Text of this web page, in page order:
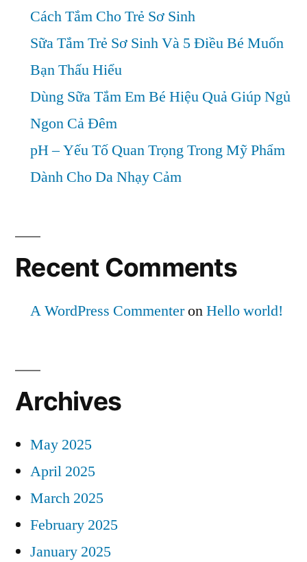
Cách Tắm Cho Trẻ Sơ Sinh
Sữa Tắm Trẻ Sơ Sinh Và 5 Điều Bé Muốn
Bạn Thấu Hiểu
Dùng Sữa Tắm Em Bé Hiệu Quả Giúp Ngủ
Ngon Cả Đêm
pH – Yếu Tố Quan Trọng Trong Mỹ Phẩm
Dành Cho Da Nhạy Cảm
Recent Comments
A WordPress CommenteronHello world!
Archives
May 2025
April 2025
March 2025
February 2025
January 2025